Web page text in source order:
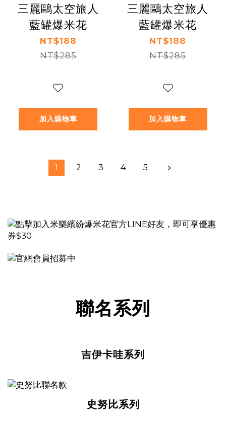
三麗鷗太空旅人
藍罐爆米花
NT$188
NT$285
加入購物車
三麗鷗太空旅人
藍罐爆米花
NT$188
NT$285
加入購物車
1 2 3 4 5
聯名系列
吉伊卡哇系列
史努比系列